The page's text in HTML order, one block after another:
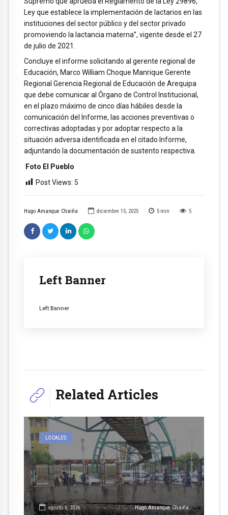
Hugo Amanque Chaiña diciembre 15, 2025 5 min 5
Left Banner
Left Banner
Ley que establece la implementación de lactarios en las
instituciones del sector público y del sector privado
promoviendo la lactancia materna”, vigente desde el 27
de julio de 2021.
Concluye el informe solicitando al gerente regional de
Educación, Marco William Choque Manrique Gerente
Regional Gerencia Regional de Educación de Arequipa
que debe comunicar al Órgano de Control Institucional,
en el plazo máximo de cinco días hábiles desde la
comunicación del Informe, las acciones preventivas o
correctivas adoptadas y por adoptar respecto a la
situación adversa identificada en el citado Informe,
adjuntando la documentación de sustento respectiva.
Foto El Pueblo
Post Views: 5
Related Articles
LOCALES
agosto 6, 2026 Hugo Amanque Chaiña